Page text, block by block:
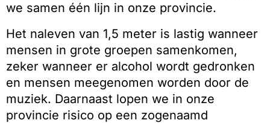
we samen één lijn in onze provincie.
Het naleven van 1,5 meter is lastig wanneer
mensen in grote groepen samenkomen,
zeker wanneer er alcohol wordt gedronken
en mensen meegenomen worden door de
muziek. Daarnaast lopen we in onze
provincie risico op een zogenaamd